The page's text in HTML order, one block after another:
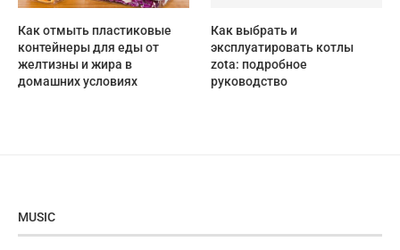
Как отмыть пластиковые
контейнеры для еды от
желтизны и жира в
домашних условиях
Как выбрать и
эксплуатировать котлы
zota: подробное
руководство
MUSIC